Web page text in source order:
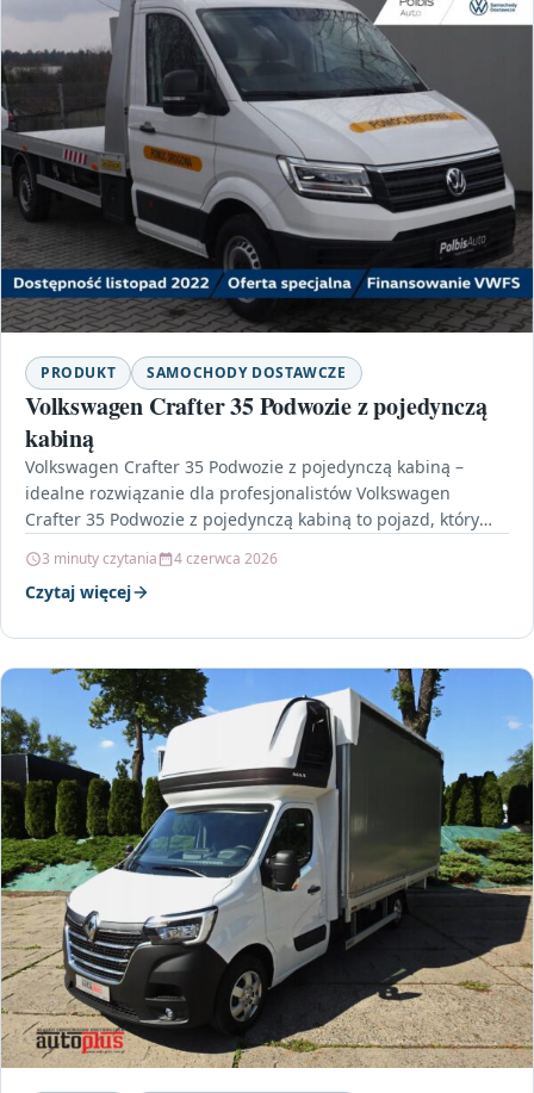
PRODUKT SAMOCHODY DOSTAWCZE
Volkswagen Crafter 35 Podwozie z pojedynczą
kabiną
Volkswagen Crafter 35 Podwozie z pojedynczą kabiną –
idealne rozwiązanie dla profesjonalistów Volkswagen
Crafter 35 Podwozie z pojedynczą kabiną to pojazd, który
3 minuty czytania 4 czerwca 2026
Czytaj więcej